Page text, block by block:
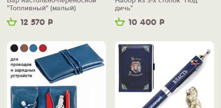
12 570 Р
"Топливный" (малый)
10 400 Р
дичь"